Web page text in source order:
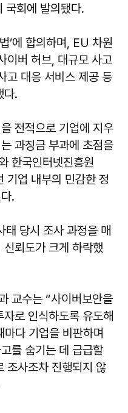
국회에 발의됐다.
’에 합의하며, EU 차원
이버 허브, 대규모 사고
고 대응 서비스 제공 등
다.
전적으로 기업에 지우
과징금 부과에 초점을
한국인터넷진흥원
기업 내부의 민감한 정
.
태 당시 조사 과정을 매
뢰도가 크게 하락했
교수는 “사이버보안을
로 인식하도록 유도해
다 기업을 비판하며
를 숨기는 데 급급할
조사조차 진행되지 않